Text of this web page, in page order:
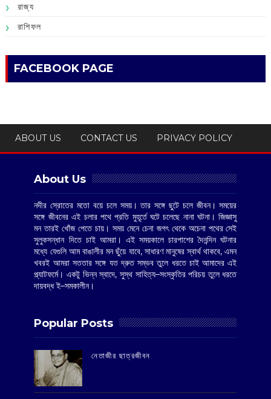
রাজ্য
রাশিফল
FACEBOOK PAGE
ABOUT US CONTACT US PRIVACY POLICY
About Us
নদীর স্রোতের মতো বয়ে চলে সময়। তার সঙ্গে ছুটে চলে জীবন। সময়ের
সঙ্গে জীবনের এই চলার পথে প্রতি মুহূর্তে ঘটে চলেছে নানা ঘটনা। জিজ্ঞাসু
মন তারই খোঁজ পেতে চায়। সময় মেনে চেনা জগৎ থেকে অচেনা পথের সেই
সুলুকসন্ধান দিতে চাই আমরা। এই সময়কালে চারপাশের দৈনন্দিন ঘটনার
মধ্যে যেগুলি আম বাঙালীর মন ছুঁয়ে যাবে, সাধারণ মানুষের স্বার্থ থাকবে, এমন
খবরই আমরা সততার সঙ্গে যত দ্রুত সম্ভব তুলে ধরতে চাই আমাদের এই
প্ল্যাটফর্মে। একটু ভিন্ন স্বাদে, সুস্থ সাহিত্য–সংস্কৃতির পরিচয় তুলে ধরতে
দায়বদ্ধ ই–সমকালীন।
Popular Posts
‌নেতাজীর ছাত্রজীবন